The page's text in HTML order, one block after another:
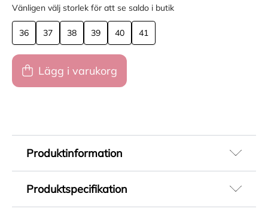
Vänligen välj storlek för att se saldo i butik
36 37 38 39 40 41
Lägg i varukorg
Produktinformation
form som skapar en perfekt balans mellan
Produktspecifikation